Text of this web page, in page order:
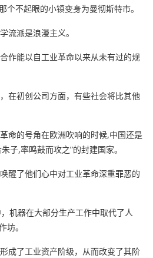
个不起眼的小镇变身为曼彻斯特市。
流派是浪漫主义。
作能以自工业革命以来从未有过的规
在初创公司方面，有些社会将比其他
命的号角在欧洲吹响的时候,中国还是
子,率鸣鼓而攻之”的封建国家。
醒了他们心中对工业革命深重罪恶的
机器在大部分生产工作中取代了人
坊。
成了工业资产阶级，从而改变了其阶